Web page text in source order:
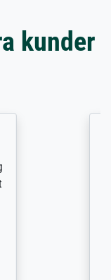
kunder
und
es
nicht